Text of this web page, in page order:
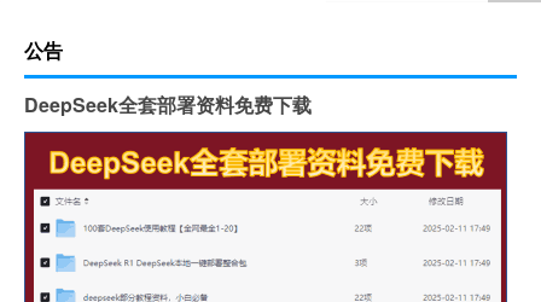
公告
DeepSeek全套部署资料免费下载